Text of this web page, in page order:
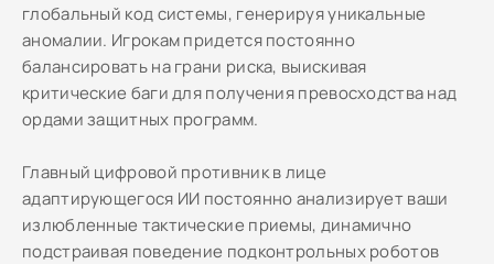
глобальный код системы, генерируя уникальные
аномалии. Игрокам придется постоянно
балансировать на грани риска, выискивая
критические баги для получения превосходства над
ордами защитных программ.
Главный цифровой противник в лице
адаптирующегося ИИ постоянно анализирует ваши
излюбленные тактические приемы, динамично
подстраивая поведение подконтрольных роботов